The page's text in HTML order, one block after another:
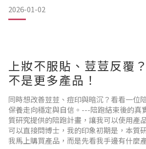
- 想解決的肌膚困擾 天氣變冷時明顯乾燥
又怕踩雷的
2026-01-02
上妝不服貼、荳荳反覆
不是更多產品！
同時想改善荳荳、痘印與暗沉？看看一位
保養走向穩定與自信。---陪跑結束後的真
質研究提供的陪跑計畫，讓我可以使用產
可以直接問博士，我的印象初期是，本質
我馬上購買產品，而是先看我手邊有什麼